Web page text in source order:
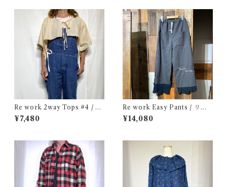
Re work 2way Tops #4 / リ
ワーク 2way トップス 古着
¥7,480
Re work Easy Pants / リワ
ーク イージー パンツ クロシェ
& 刺繍入り
¥14,080